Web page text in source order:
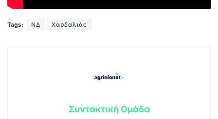
Tags: ΝΔ Χαρδαλιάς
Συντακτική Ομάδα